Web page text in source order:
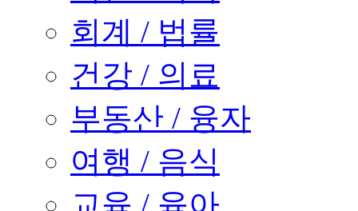
회계 / 법률
건강 / 의료
부동산 / 융자
여행 / 음식
교육 / 육아